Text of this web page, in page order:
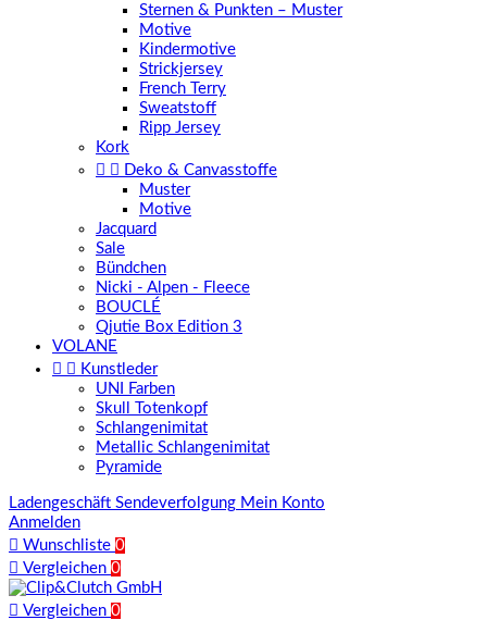
Sternen & Punkten – Muster
Motive
Kindermotive
Strickjersey
French Terry
Sweatstoff
Ripp Jersey
Kork
  Deko & Canvasstoffe
Muster
Motive
Jacquard
Sale
Bündchen
Nicki - Alpen - Fleece
BOUCLÉ
Qjutie Box Edition 3
VOLANE
  Kunstleder
UNI Farben
Skull Totenkopf
Schlangenimitat
Metallic Schlangenimitat
Pyramide
Ladengeschäft Sendeverfolgung Mein Konto
Anmelden
 Wunschliste 0
 Vergleichen 0
 Vergleichen 0